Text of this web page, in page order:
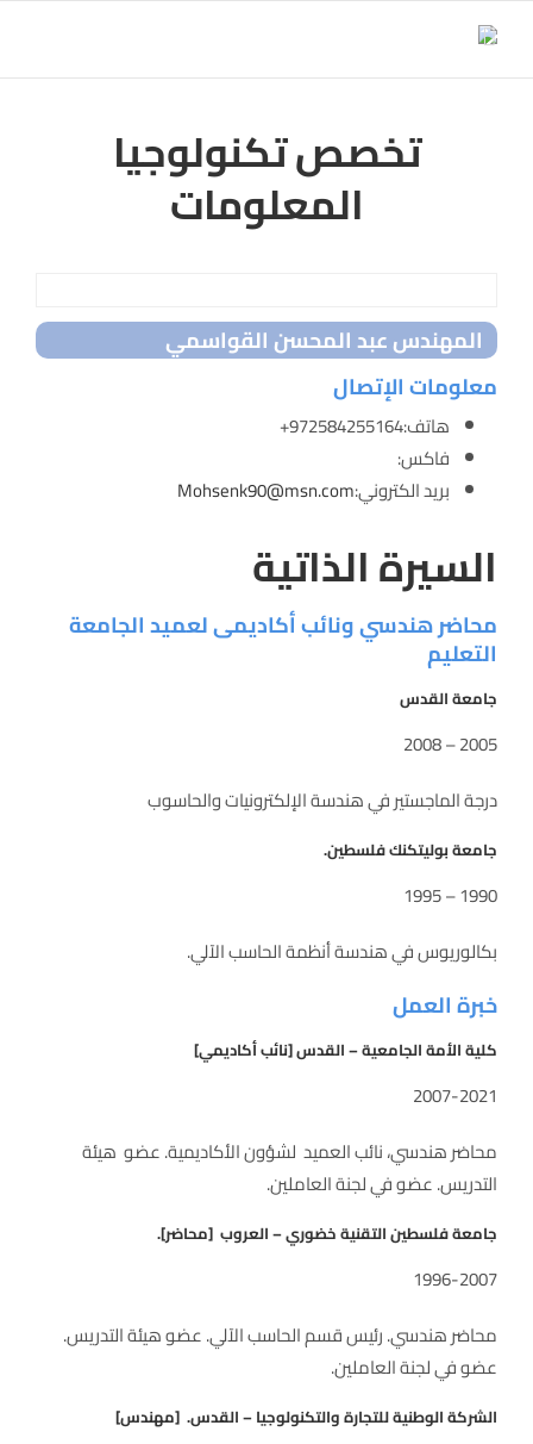
Skip
content
تخصص تكنولوجيا
المعلومات
المهندس عبد المحسن القواسمي
معلومات الإتصال
هاتف:972584255164+
فاكس:
بريد الكتروني:Mohsenk90@msn.com
السيرة الذاتية
محاضر هندسي ونائب أكاديمى لعميد الجامعة
التعليم
جامعة القدس
2005 – 2008
درجة الماجستير في هندسة الإلكترونيات والحاسوب
جامعة بوليتكنك فلسطين.
1990 – 1995
بكالوريوس في هندسة أنظمة الحاسب الآلي.
خبرة العمل
كلية الأمة الجامعية – القدس [نائب أكاديمي]
2007-2021
محاضر هندسي، نائب العميد لشؤون الأكاديمية. عضو هيئة
التدريس. عضو في لجنة العاملين.
جامعة فلسطين التقنية خضوري – العروب [محاضر].
1996-2007
محاضر هندسي. رئيس قسم الحاسب الآلي. عضو هيئة التدريس.
عضو في لجنة العاملين.
الشركة الوطنية للتجارة والتكنولوجيا – القدس. [مهندس]